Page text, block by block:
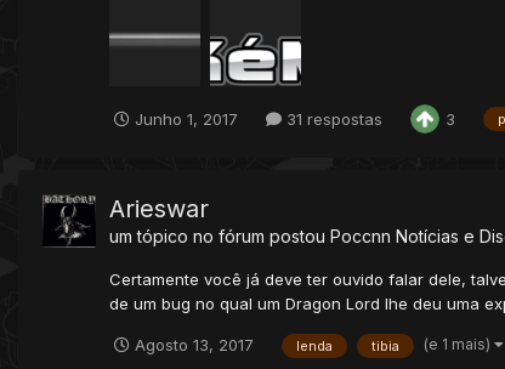
Junho 1, 2017 31 respostas 3
Arieswar
um tópico no fórum postou Poccnn Notícias e
Certamente você já deve ter ouvido falar dele,
de um bug no qual um Dragon Lord lhe deu uma
Agosto 13, 2017 lenda tibia (e 1 mais)